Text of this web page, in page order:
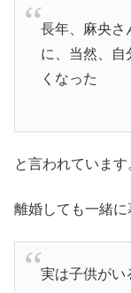
長年、麻央さ
に、当然、自
くなった
と言われています
離婚しても一緒に
実は子供がい